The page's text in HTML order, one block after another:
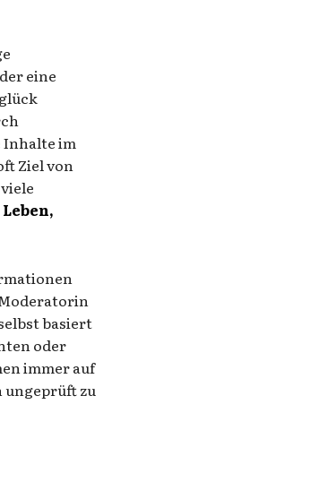
eine
im
Ziel von
basiert
oder
immer auf
ungeprüft zu